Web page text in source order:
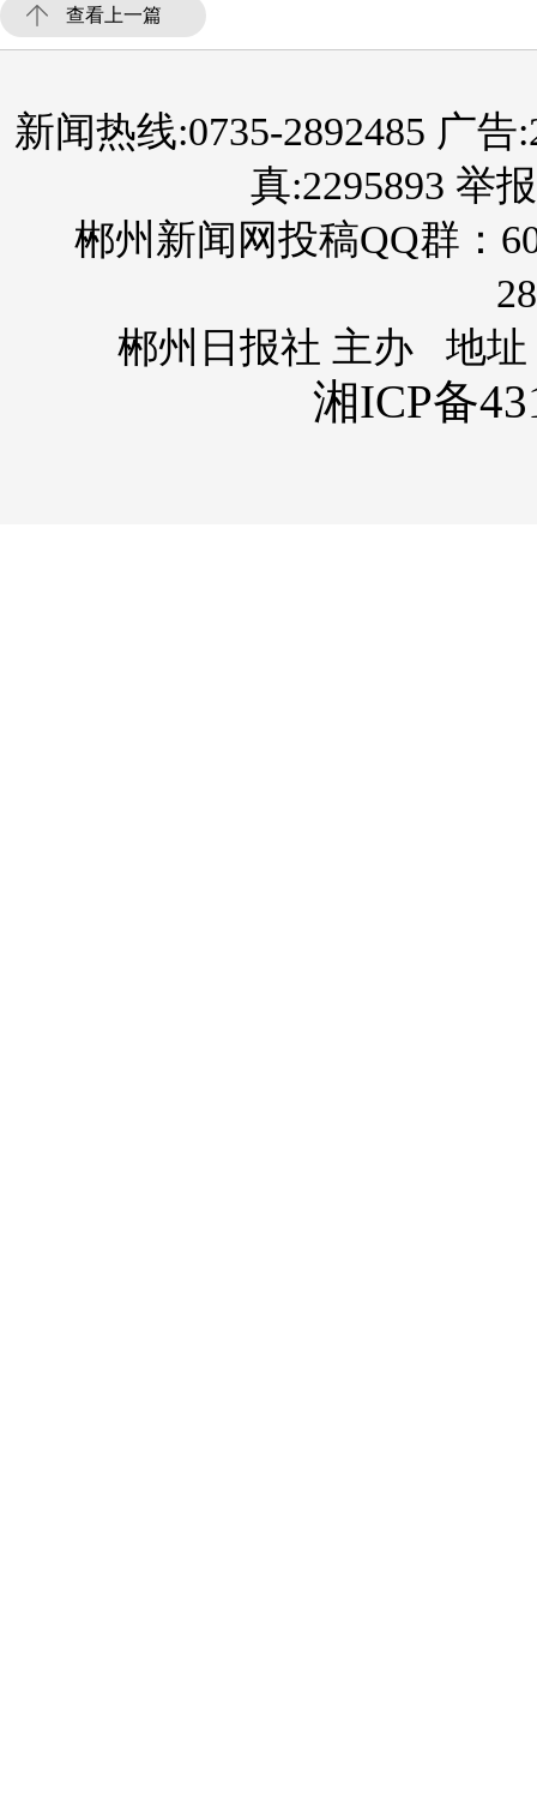
查看上一篇
新闻热线:0735-2892485 广告
真:2295893 举
郴州新闻网投稿QQ群：
郴州日报社 主办 地址
湘ICP备